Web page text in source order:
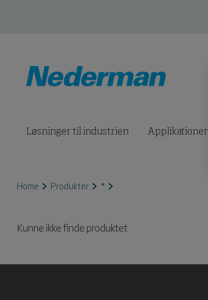
Løsninger til industrien Applikationer
Home Produkter *
Kunne ikke finde produktet